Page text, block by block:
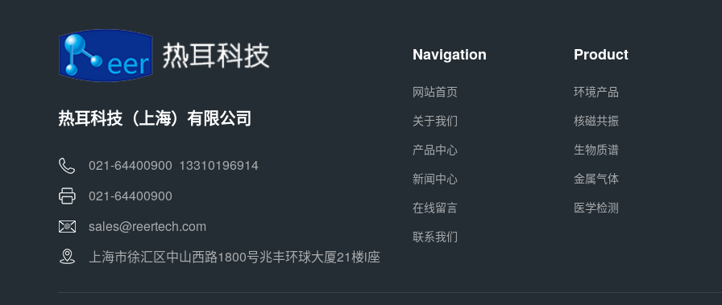
热耳科技（上海）有限公司
021-64400900 13310196914
021-64400900
sales@reertech.com
上海市徐汇区中山西路1800号兆丰环球大厦21楼i座
Navigation
网站首页
关于我们
产品中心
新闻中心
在线留言
联系我们
Product
环境产品
核磁共振
生物质谱
金属气体
医学检测